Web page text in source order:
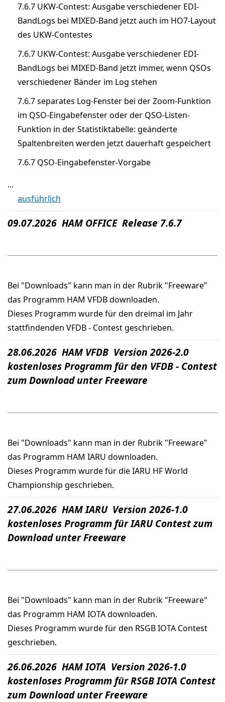
7.6.7 UKW-Contest: Ausgabe verschiedener EDI-
BandLogs bei MIXED-Band jetzt auch im HO7-Layout
des UKW-Contestes
7.6.7 UKW-Contest: Ausgabe verschiedener EDI-
BandLogs bei MIXED-Band jetzt immer, wenn QSOs
verschiedener Bänder im Log stehen
7.6.7 separates Log-Fenster bei der Zoom-Funktion
im QSO-Eingabefenster oder der QSO-Listen-
Funktion in der Statistiktabelle: geänderte
Spaltenbreiten werden jetzt dauerhaft gespeichert
7.6.7 QSO-Eingabefenster-Vorgabe
...
ausführlich
09.07.2026 HAM OFFICE Release 7.6.7
Bei "Downloads" kann man in der Rubrik "Freeware"
das Programm HAM VFDB downloaden.
Dieses Programm wurde für den dreimal im Jahr
stattfindenden VFDB - Contest geschrieben.
28.06.2026 HAM VFDB Version 2026-2.0
kostenloses Programm für den VFDB - Contest
zum Download unter Freeware
Bei "Downloads" kann man in der Rubrik "Freeware"
das Programm HAM IARU downloaden.
Dieses Programm wurde für die IARU HF World
Championship geschrieben.
27.06.2026 HAM IARU Version 2026-1.0
kostenloses Programm für IARU Contest zum
Download unter Freeware
Bei "Downloads" kann man in der Rubrik "Freeware"
das Programm HAM IOTA downloaden.
Dieses Programm wurde für den RSGB IOTA Contest
geschrieben.
26.06.2026 HAM IOTA Version 2026-1.0
kostenloses Programm für RSGB IOTA Contest
zum Download unter Freeware